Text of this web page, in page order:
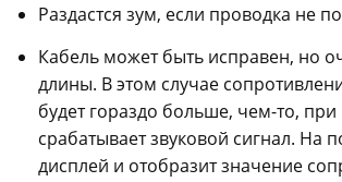
Раздастся зум, если проводка не
Кабель может быть исправен, но
длины. В этом случае
будет гораздо больше, чем-то,
срабатывает звуковой сигнал. На
дисплей и отобразит значение